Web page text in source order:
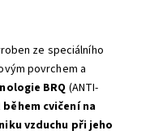
ze speciálního
povrchem a
BRQ (ANTI-
cvičení na
vzduchu při jeho